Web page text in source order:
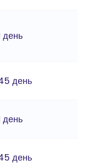
день
день
день
день